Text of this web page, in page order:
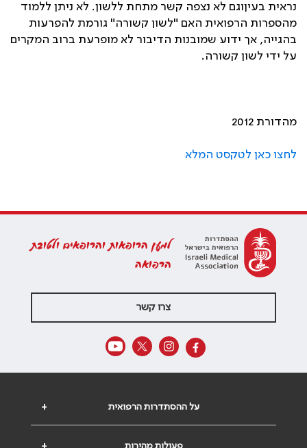
נראית בעיןוגם לא נצפה קשר מתחת ללשון. לא ניתן ללמוד
מהספרות הרפואית האם "לשון קשורה" גורמת להפרעות
בהגייה, אך ידוע שמובנות הדיבור לא מופרעת ברוב המקרים
על ידי לשון קשורה.
מהדורת 2012
לחצו כאן לטקסט המלא
למען הרופאות והרופאים ולטובת
הרפואה
צרו קשר
+ על ההסתדרות הרפואית